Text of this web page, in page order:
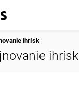
ihrísk
ihrísk